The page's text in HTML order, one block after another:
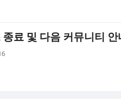
료 및 다음 커뮤니티 안